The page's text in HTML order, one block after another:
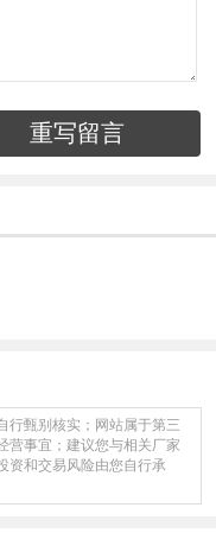
重写留言
行甄别核实；网站属于第三
营事宜；建议您与相关厂家
资和交易风险由您自行承